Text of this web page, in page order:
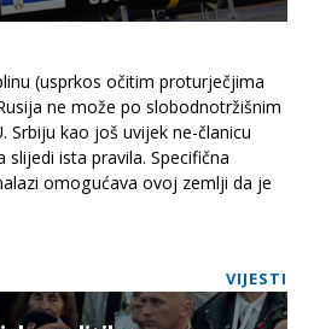
(usprkos očitim proturječjima
ne može po slobodnotržišnim
Srbiju kao još uvijek ne-članicu
ista pravila. Specifična
omogućava ovoj zemlji da je
VIJESTI